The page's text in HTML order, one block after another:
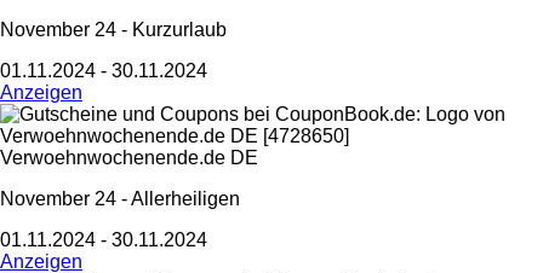
November 24 - Kurzurlaub
01.11.2024 - 30.11.2024
Anzeigen
Verwoehnwochenende.de DE
November 24 - Allerheiligen
01.11.2024 - 30.11.2024
Anzeigen